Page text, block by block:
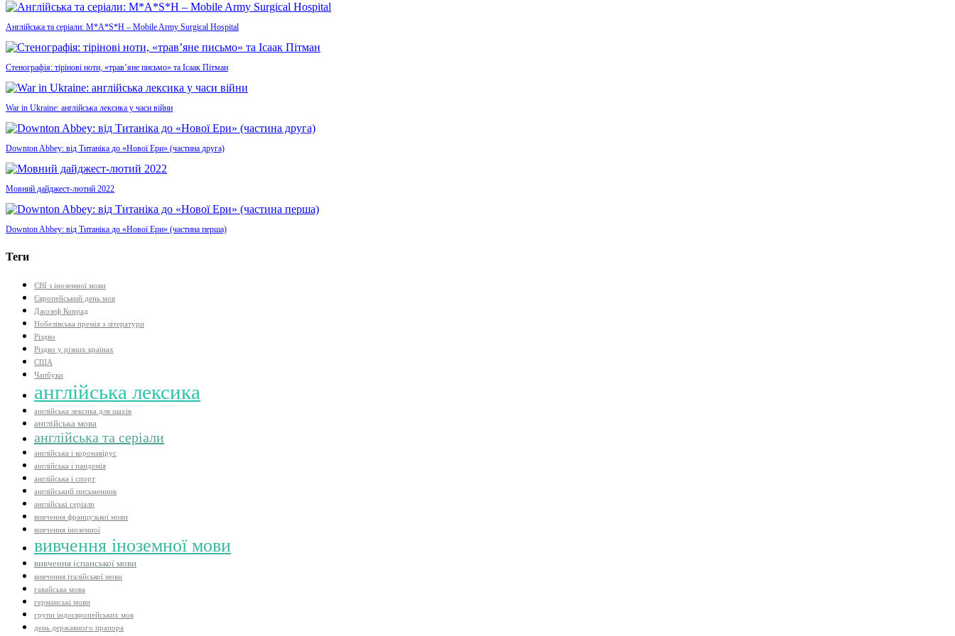
Англійська та серіали: M*A*S*H – Mobile Army Surgical Hospital
Стенографія: тірінові ноти, «трав’яне письмо» та Ісаак Пітман
War in Ukraine: англійська лексика у часи війни
Downton Abbey: від Титаніка до «Нової Ери» (частина друга)
Мовний дайджест-лютий 2022
Downton Abbey: від Титаніка до «Нової Ери» (частина перша)
Теги
ЄВІ з іноземної мови
Європейський день мов
Джозеф Конрад
Нобелівська премія з літератури
Різдво
Різдво у різних країнах
США
Чапбуки
англійська лексика
англійська лексика для шахів
англійська мова
англійська та серіали
англійська і коронавірус
англійська і пандемія
англійська і спорт
англійський письменник
англійські серіали
вивчення французької мови
вивчення іноземної
вивчення іноземної мови
вивчення іспанської мови
вивчення італійської мови
гавайська мова
германські мови
групи індоєвропейських мов
день державного прапора